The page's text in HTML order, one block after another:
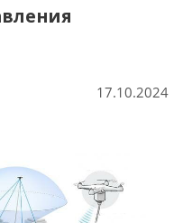
17.10.2024